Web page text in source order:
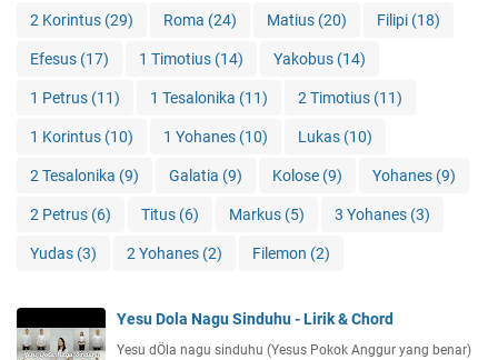
2 Korintus (29) Roma (24) Matius (20) Filipi (18)
Efesus (17) 1 Timotius (14) Yakobus (14)
1 Petrus (11) 1 Tesalonika (11) 2 Timotius (11)
1 Korintus (10) 1 Yohanes (10) Lukas (10)
2 Tesalonika (9) Galatia (9) Kolose (9) Yohanes (9)
2 Petrus (6) Titus (6) Markus (5) 3 Yohanes (3)
Yudas (3) 2 Yohanes (2) Filemon (2)
Yesu Dola Nagu Sinduhu - Lirik & Chord
Yesu dÖla nagu sinduhu (Yesus Pokok Anggur yang benar)